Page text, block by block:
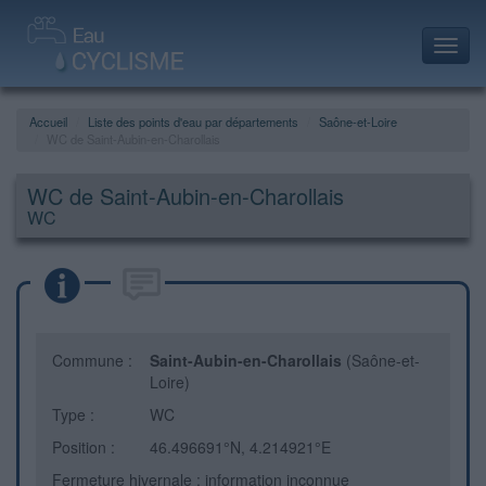
Accueil Liste des points d'eau par départements
Saône-et-Loire
WC de Saint-Aubin-en-Charollais
WC
Commune : Saint-Aubin-en-Charollais (Saône-et-
Loire)
Type :
WC
Position :
46.496691°N, 4.214921°E
Fermeture hivernale : information inconnue